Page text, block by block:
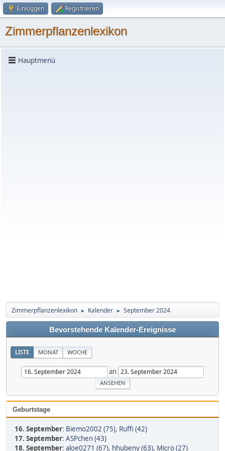
Einloggen Registrieren
Zimmerpflanzenlexikon
Hauptmenü
Zimmerpflanzenlexikon ► Kalender ► September 2024
Bevorstehende Kalender-Ereignisse
LISTE MONAT WOCHE
an
Geburtstage
16. September: Biemo2002 (75), Ruffi (42)
17. September: ASPchen (43)
18. September: aloe0271 (67), hhubeny (63), Micro (27)